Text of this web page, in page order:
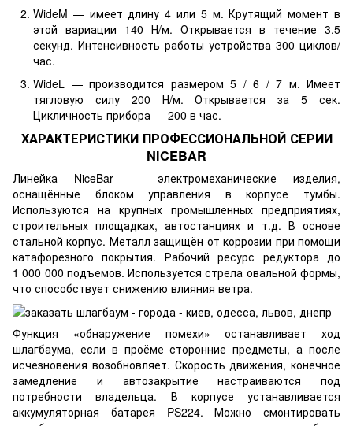
WideM — имеет длину 4 или 5 м. Крутящий момент в
этой вариации 140 Н/м. Открывается в течение 3.5
секунд. Интенсивность работы устройства 300 циклов/
час.
WideL — производится размером 5 / 6 / 7 м. Имеет
тягловую силу 200 Н/м. Открывается за 5 сек.
Цикличность прибора — 200 в час.
ХАРАКТЕРИСТИКИ ПРОФЕССИОНАЛЬНОЙ СЕРИИ
NICEBAR
Линейка NiceBar — электромеханические изделия,
оснащённые блоком управления в корпусе тумбы.
Используются на крупных промышленных предприятиях,
строительных площадках, автостанциях и т.д. В основе
стальной корпус. Металл защищён от коррозии при помощи
катафорезного покрытия. Рабочий ресурс редуктора до
1 000 000 подъемов. Используется стрела овальной формы,
что способствует снижению влияния ветра.
Функция «обнаружение помехи» останавливает ход
шлагбаума, если в проёме сторонние предметы, а после
исчезновения возобновляет. Скорость движения, конечное
замедление и автозакрытие настраиваются под
потребности владельца. В корпусе устанавливается
аккумуляторная батарея PS224. Можно смонтировать